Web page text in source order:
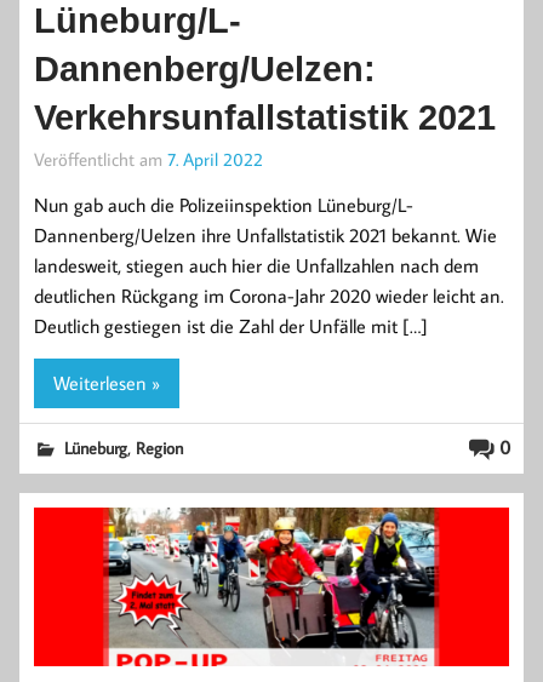
Lüneburg/L-
Dannenberg/Uelzen:
Verkehrsunfallstatistik 2021
Veröffentlicht am 7. April 2022
Nun gab auch die Polizeiinspektion Lüneburg/L-
Dannenberg/Uelzen ihre Unfallstatistik 2021 bekannt. Wie
landesweit, stiegen auch hier die Unfallzahlen nach dem
deutlichen Rückgang im Corona-Jahr 2020 wieder leicht an.
Deutlich gestiegen ist die Zahl der Unfälle mit […]
Weiterlesen »
0
Lüneburg, Region